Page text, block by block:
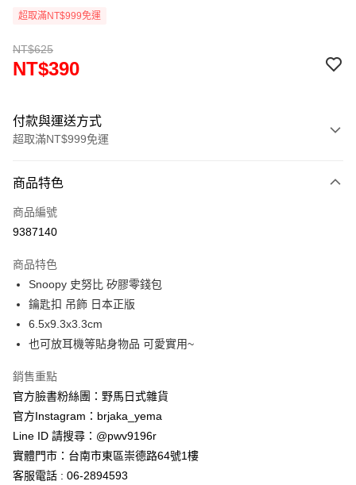
超取滿NT$999免運
NT$625
NT$390
付款與運送方式
超取滿NT$999免運
信用卡一次付款
信用卡分期付款
合作金庫商業銀行
華南商業銀行
上海商業儲蓄銀行
國泰世華商業銀行
臺灣中小企業銀行
聯邦商業銀行
元大商業銀行
台新國際商業銀行
台灣樂天信用卡公司
超商取貨付款
LINE Pay
Apple Pay
悠遊付
Google Pay
ATM付款
商品特色
商品編號
9387140
商品特色
Snoopy 史努比 矽膠零錢包
鑰匙扣 吊飾 日本正版
6.5x9.3x3.3cm
也可放耳機等貼身物品 可愛實用~
銷售重點
官方臉書粉絲團：野馬日式雜貨
官方Instagram：brjaka_yema
Line ID 請搜尋：@pwv9196r
實體門市：台南市東區崇德路64號1樓
客服電話 : 06-2894593